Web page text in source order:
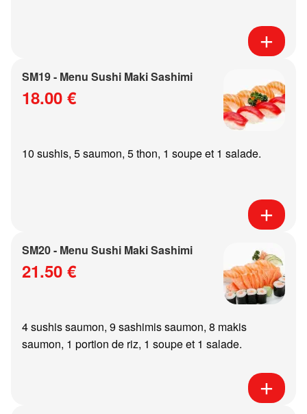
SM19 - Menu Sushi Maki Sashimi
18.00 €
10 sushis, 5 saumon, 5 thon, 1 soupe et 1 salade.
SM20 - Menu Sushi Maki Sashimi
21.50 €
4 sushis saumon, 9 sashimis saumon, 8 makis
saumon, 1 portion de riz, 1 soupe et 1 salade.